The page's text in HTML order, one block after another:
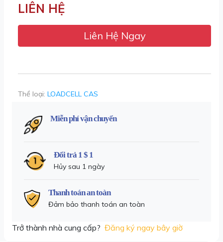
LIÊN HỆ
Liên Hệ Ngay
Thể loại: LOADCELL CAS
Miễn phí vận chuyển
Đổi trả 1 $ 1
Hủy sau 1 ngày
Thanh toán an toàn
Đảm bảo thanh toán an toàn
Trở thành nhà cung cấp? Đăng ký ngay bây giờ